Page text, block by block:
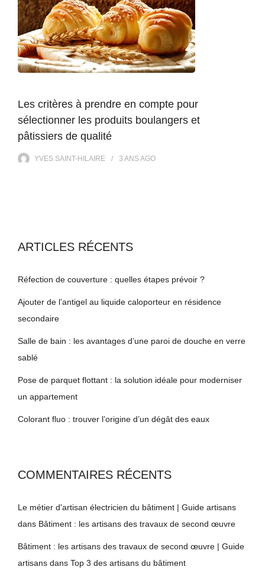
Les critères à prendre en compte pour
sélectionner les produits boulangers et
pâtissiers de qualité
YVES SAINT-HILAIRE 3 ANSAGO
ARTICLES RÉCENTS
Réfection de couverture : quelles étapes prévoir ?
Ajouter de l’antigel au liquide caloporteur en résidence
secondaire
Salle de bain : les avantages d’une paroi de douche en verre
sablé
Pose de parquet flottant : la solution idéale pour moderniser
un appartement
Colorant fluo : trouver l’origine d’un dégât des eaux
COMMENTAIRES RÉCENTS
Le métier d'artisan électricien du bâtiment | Guide artisans
dans Bâtiment : les artisans des travaux de second œuvre
Bâtiment : les artisans des travaux de second œuvre | Guide
artisans dans Top 3 des artisans du bâtiment